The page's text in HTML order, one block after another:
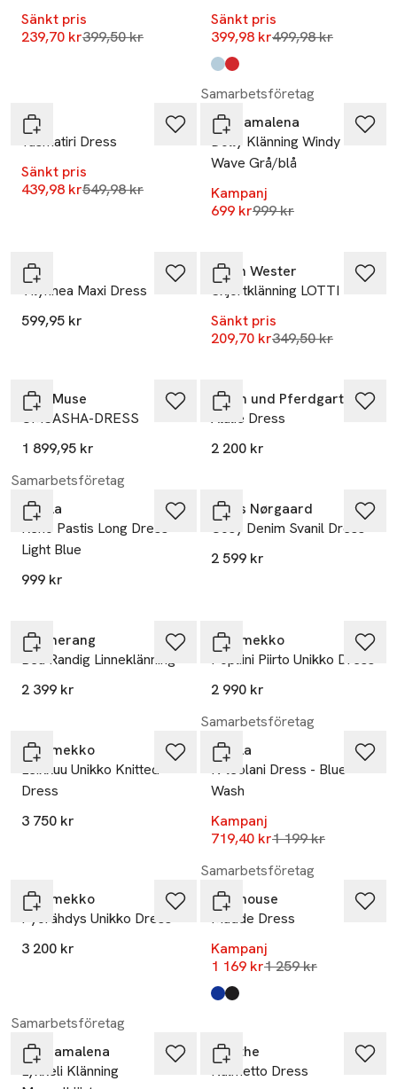
Sänkt pris
239,70 krLägsta pris 30 dagar
399,50 kr
Sänkt pris
399,98 krLägsta pris 30
499,98 kr
Produkten finns i färgerna:
Skyway
Fiery Red
YAS
Yasmatiri Dress
Sänkt pris
439,98 krLägsta pris 30 dagar
549,98 kr
Samarbetsföretag
emmamalena
Dolly Klänning Windy
Wave Grå/blå
Kampanj
699 krLägsta pris 30 dagar
999 kr
Vila
Vilynnea Maxi Dress
599,95 kr
Carin Wester
Skjortklänning LOTTI
Sänkt pris
209,70 krLägsta pris 30
349,50 kr
CPH Muse
CMSASHA-DRESS
1 899,95 kr
Baum und Pferdgarten
Atalie Dress
2 200 kr
Samarbetsföretag
Noella
Reno Pastis Long Dress -
Light Blue
999 kr
Mads Nørgaard
Cosy Denim Svanil Dress
2 599 kr
Boomerang
Bea Randig Linneklänning
2 399 kr
Marimekko
Popliini Piirto Unikko Dress
2 990 kr
Marimekko
Leikkuu Unikko Knitted
Dress
3 750 kr
Samarbetsföretag
Noella
N-leolani Dress - Blue
Wash
Kampanj
719,40 krLägsta pris 30
1 199 kr
Marimekko
Pyörähdys Unikko Dress
3 200 kr
Samarbetsföretag
Newhouse
Madde Dress
Kampanj
1 169 krLägsta pris 30 dagar
1 259 kr
Produkten finns i färgerna:
kornblå
svart
Samarbetsföretag
emmamalena
Lykkeli Klänning
Munthe
Nalmetto Dress